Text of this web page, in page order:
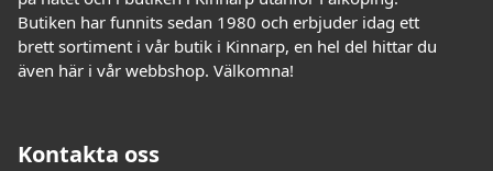
Butiken har funnits sedan 1980 och erbjuder idag ett
brett sortiment i vår butik i Kinnarp, en hel del hittar du
även här i vår webbshop. Välkomna!
Kontakta oss